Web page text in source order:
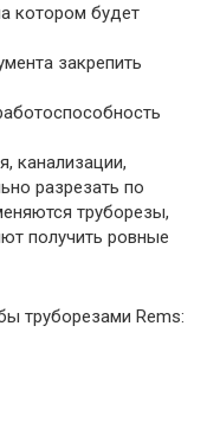
котором будет
закрепить
канализации,
разрезать по
труборезы,
получить ровные
труборезами Rems: